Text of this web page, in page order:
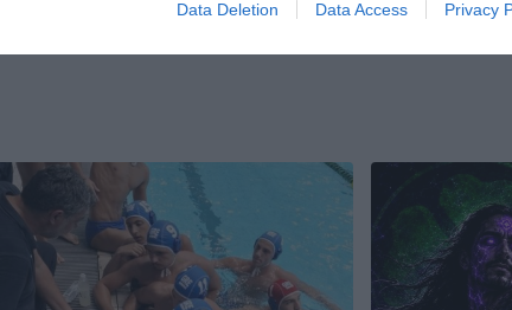
Data Deletion Data Access Privacy